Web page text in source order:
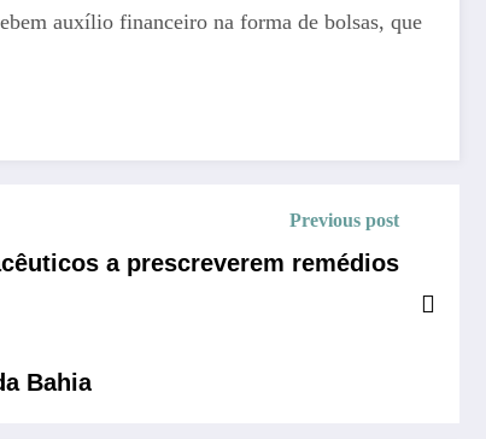
auxílio financeiro na forma de bolsas, que
Previous post
a prescreverem remédios
Bahia